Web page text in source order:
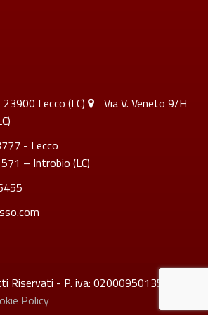
Lecco (LC)
Via V. Veneto 9/H
- Lecco
– Introbio (LC)
- P. iva: 02000950135 -
Policy